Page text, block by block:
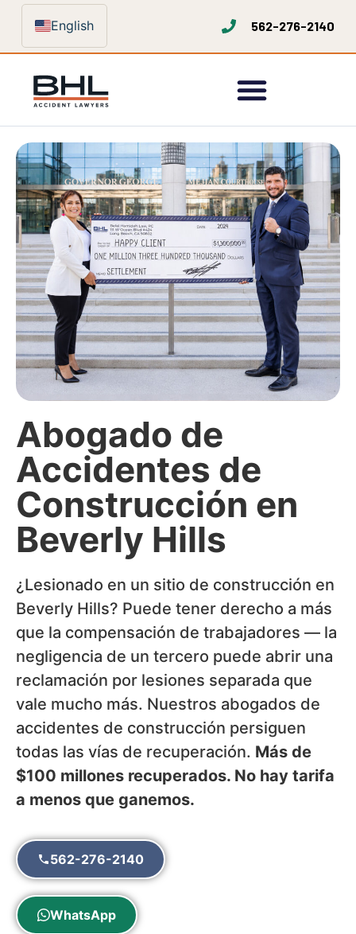
English 562-276-2140
Abogado de
Accidentes de
Construcción en
Beverly Hills
¿Lesionado en un sitio de construcción en
Beverly Hills? Puede tener derecho a más
que la compensación de trabajadores — la
negligencia de un tercero puede abrir una
reclamación por lesiones separada que
vale mucho más. Nuestros abogados de
accidentes de construcción persiguen
todas las vías de recuperación. Más de
$100 millones recuperados. No hay tarifa
a menos que ganemos.
562-276-2140
WhatsApp